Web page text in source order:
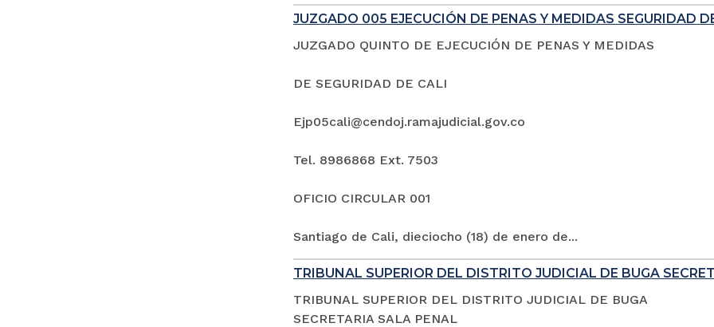
JUZGADO 005 EJECUCIÓN DE PENAS Y MEDIDAS SEGURIDAD
JUZGADO QUINTO DE EJECUCIÓN DE PENAS Y MEDIDAS
DE SEGURIDAD DE CALI
Ejp05cali@cendoj.ramajudicial.gov.co
Tel. 8986868 Ext. 7503
OFICIO CIRCULAR 001
Santiago de Cali, dieciocho (18) de enero de...
TRIBUNAL SUPERIOR DEL DISTRITO JUDICIAL DE BUGA
TRIBUNAL SUPERIOR DEL DISTRITO JUDICIAL DE BUGA
SECRETARIA SALA PENAL